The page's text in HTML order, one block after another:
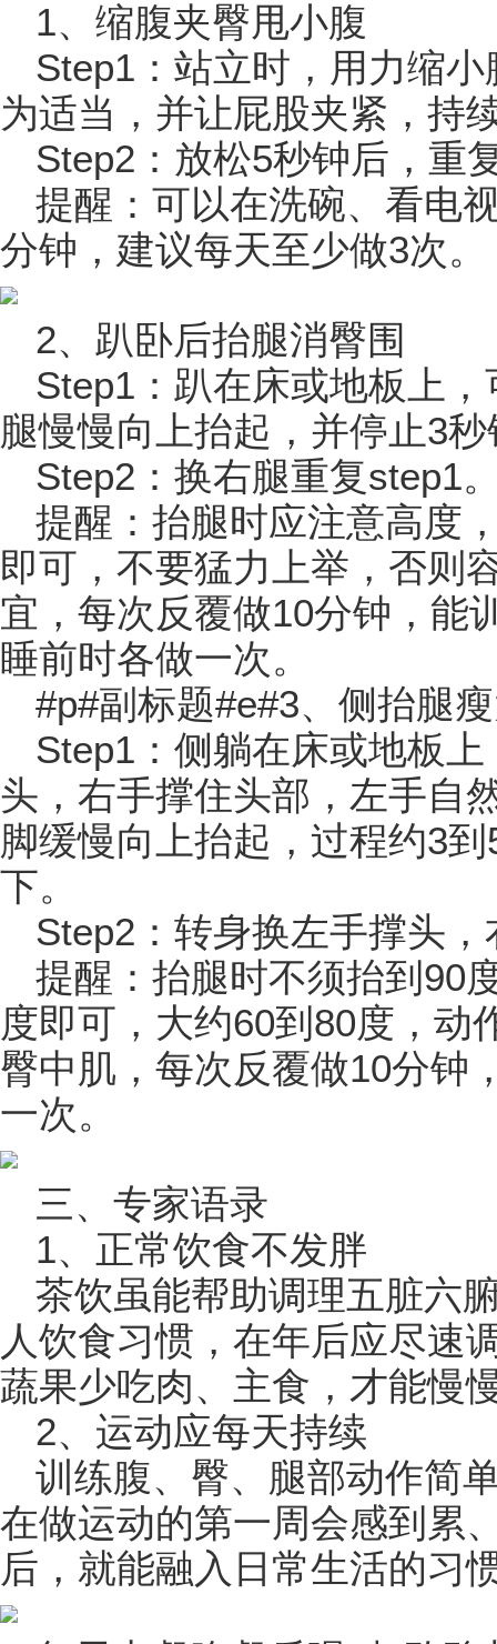
1、缩腹夹臀甩小腹
Step1：站立时，用力缩
为适当，并让屁股夹紧，持
Step2：放松5秒钟后，重
提醒：可以在洗碗、看电
分钟，建议每天至少做3次。
2、趴卧后抬腿消臀围
Step1：趴在床或地板上
腿慢慢向上抬起，并停止3
Step2：换右腿重复step1
提醒：抬腿时应注意高度
即可，不要猛力上举，否则
宜，每次反覆做10分钟，能
睡前时各做一次。
#p#副标题#e#3、侧抬腿
Step1：侧躺在床或地板
头，右手撑住头部，左手自
脚缓慢向上抬起，过程约3
下。
Step2：转身换左手撑头
提醒：抬腿时不须抬到90
度即可，大约60到80度，动
臀中肌，每次反覆做10分钟
一次。
三、专家语录
1、正常饮食不发胖
茶饮虽能帮助调理五脏六
人饮食习惯，在年后应尽速
蔬果少吃肉、主食，才能慢
2、运动应每天持续
训练腹、臀、腿部动作简
在做运动的第一周会感到累
后，就能融入日常生活的习